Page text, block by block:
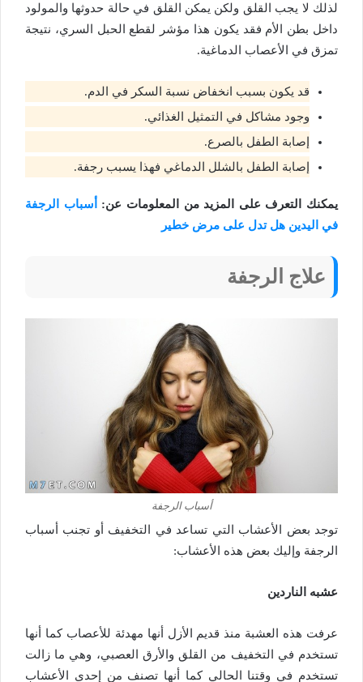
لذلك لا يجب القلق ولكن يمكن القلق في حالة حدوثها والمولود
داخل بطن الأم فقد يكون هذا مؤشر لقطع الحبل السري، نتيجة
تمزق في الأعصاب الدماغية.
قد يكون بسبب انخفاض نسبة السكر في الدم.
وجود مشاكل في التمثيل الغذائي.
إصابة الطفل بالصرع.
إصابة الطفل بالشلل الدماغي فهذا يسبب رجفة.
يمكنك التعرف على المزيد من المعلومات عن:
أسباب الرجفة
في اليدين هل تدل على مرض خطير
علاج الرجفة
أسباب الرجفة
توجد بعض الأعشاب التي تساعد في التخفيف أو تجنب أسباب
الرجفة وإليك بعض هذه الأعشاب:
عشبه الناردين
عرفت هذه العشبة منذ قديم الأزل أنها مهدئة للأعصاب كما أنها
تستخدم في التخفيف من القلق والأرق العصبي، وهي ما زالت
تستخدم في وقتنا الحالي كما أنها تصنف من إحدى الأعشاب